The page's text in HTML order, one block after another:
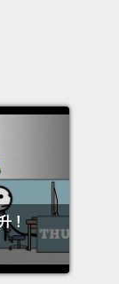
NFT」
！